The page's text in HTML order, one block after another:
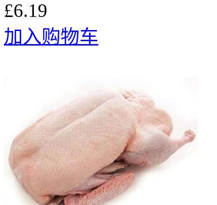
£6.19
加入购物车